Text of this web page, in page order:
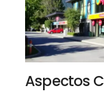
Aspectos